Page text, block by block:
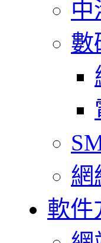
中
數
網
軟件